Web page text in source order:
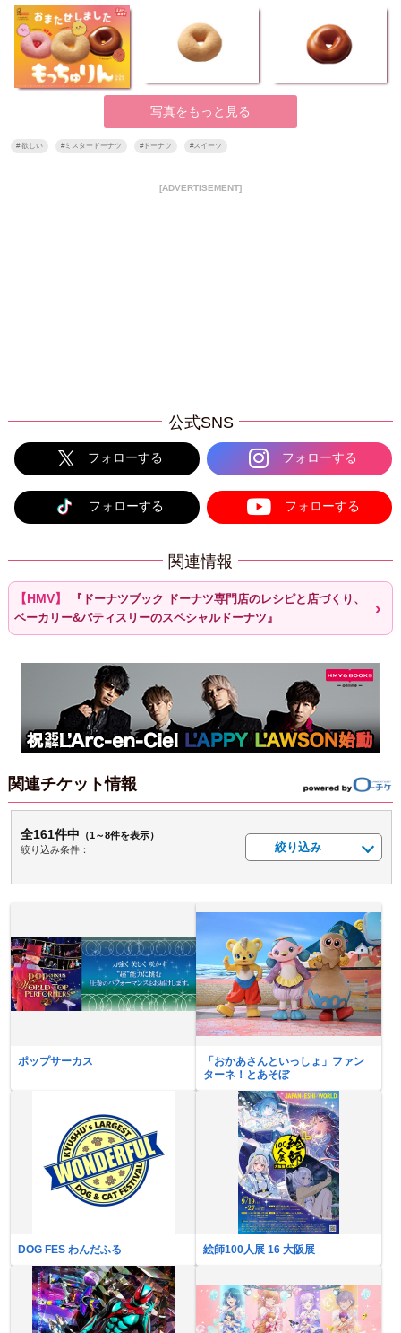
写真をもっと見る
#欲しい #ミスタードーナツ #ドーナツ #スイーツ
[ADVERTISEMENT]
公式SNS
フォローする フォローする
フォローする フォローする
関連情報
『ドーナツブック ドーナツ専門店のレシピと店づくり、
ベーカリー&パティスリーのスペシャルドーナツ』
関連チケット情報
全161件中 （1～8件を表示）
絞り込み条件：
絞り込み
ポップサーカス
「おかあさんといっしょ」ファン
ターネ！とあそぼ
DOG FES わんだふる 絵師100人展 16 大阪展